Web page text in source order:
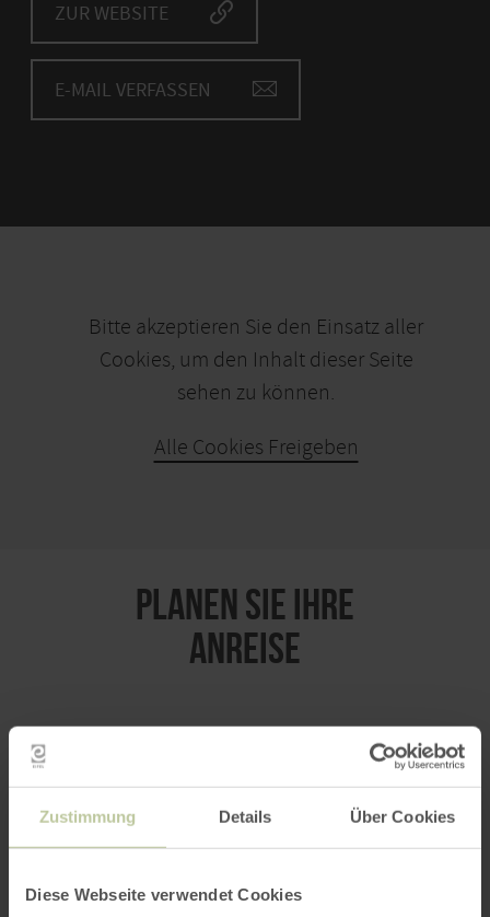
Zustimmung Details Über Cookies
Diese Webseite verwendet Cookies
ZUR WEBSITE
E-MAIL VERFASSEN
Bitte akzeptieren Sie den Einsatz aller
Cookies, um den Inhalt dieser Seite
sehen zu können.
Alle Cookies Freigeben
PLANEN SIE IHRE
ANREISE
Anfahrt von: